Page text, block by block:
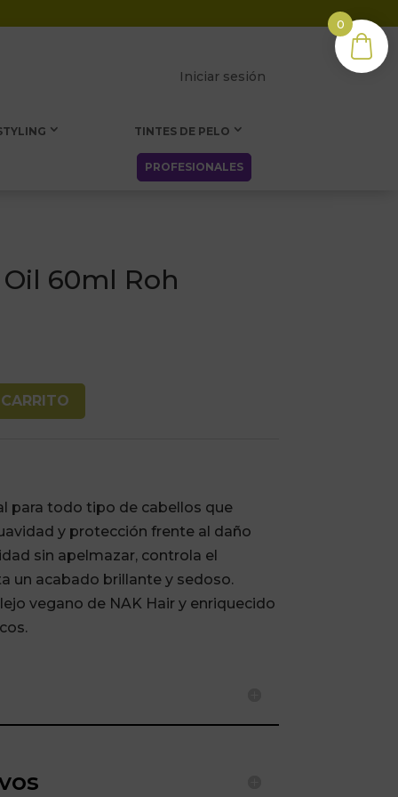
Iniciar sesión
TINTES DE PELO
PROFESIONALES
60ml Roh
para todo tipo de cabellos que
y protección frente al daño
sin apelmazar, controla el
un acabado brillante y sedoso.
vegano de NAK Hair y enriquecido
0